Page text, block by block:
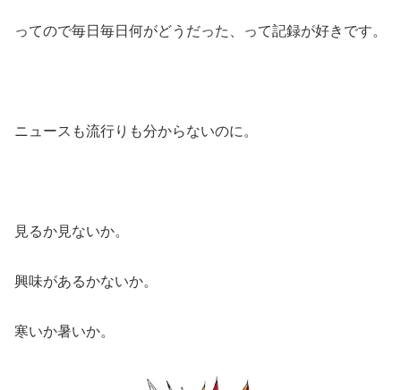
ってので毎日毎日何がどうだった、って記録が好きです。
ニュースも流行りも分からないのに。
見るか見ないか。
興味があるかないか。
寒いか暑いか。